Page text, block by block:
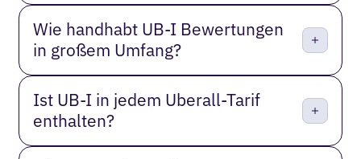
Wie handhabt UB-I Bewertungen
in großem Umfang?
Ist UB-I in jedem Uberall-Tarif
enthalten?